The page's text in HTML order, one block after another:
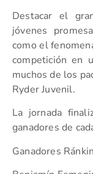
Destacar el
jóvenes
como el
competición en
muchos de los
Ryder Juvenil.
La jornada
ganadores de
Ganadores